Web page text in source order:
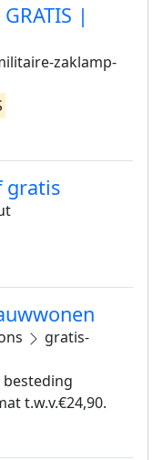
|
zaklamp-
gratis
gratis-
besteding
t.w.v.€24,90.